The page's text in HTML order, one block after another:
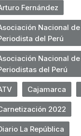
Fernández
Nacional de
del Perú
Nacional de
del Perú
Cajamarca
2022
La República